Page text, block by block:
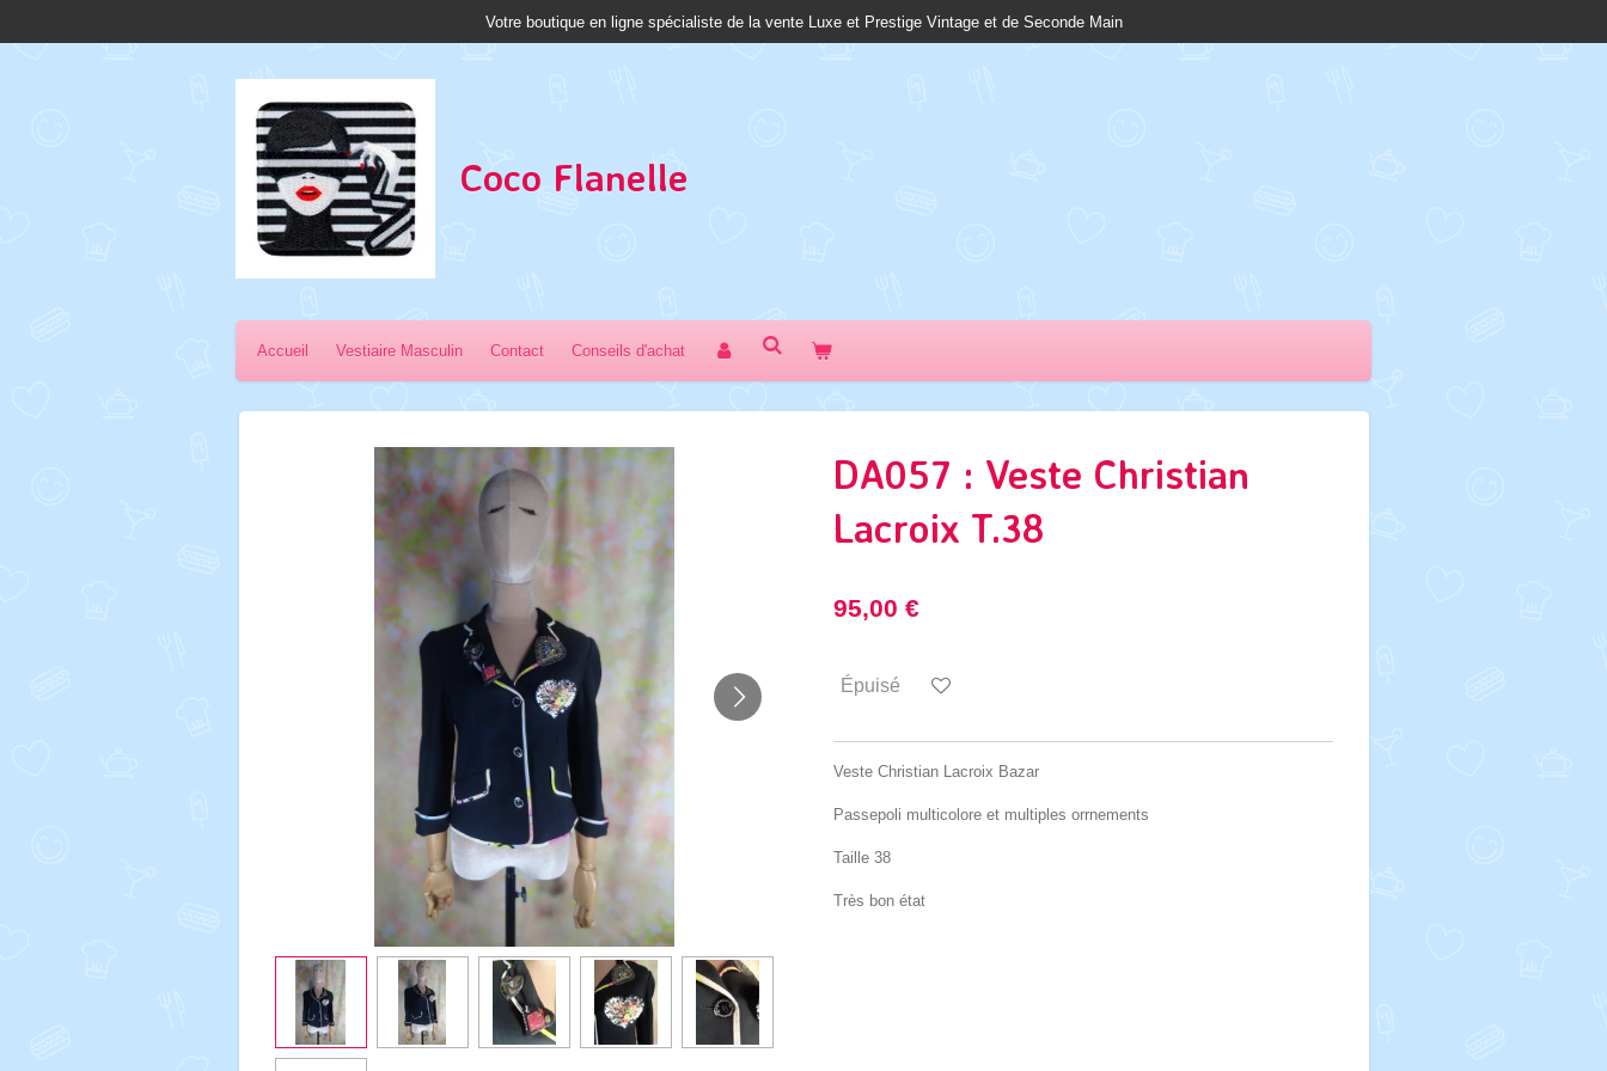
Votre boutique en ligne spécialiste de la vente Luxe et Prestige Vintage et de Seconde Main
Coco Flanelle
Accueil Vestiaire Masculin Contact Conseils d'achat
DA057 : Veste Christian
Lacroix T.38
95,00 €
Épuisé
Veste Christian Lacroix Bazar
Passepoli multicolore et multiples orrnements
Taille 38
Très bon état